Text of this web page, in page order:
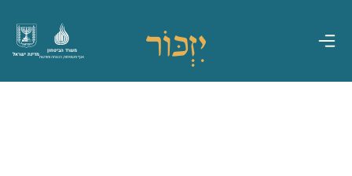
מדינת ישראל
משרד הביטחון
אגף משפחות, הנצחה ומורשת